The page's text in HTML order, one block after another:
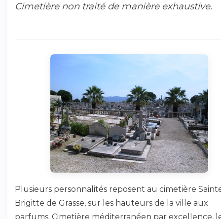
Cimetière non traité de manière exhaustive.
Plusieurs personnalités reposent au cimetière
Brigitte de Grasse, sur les hauteurs de la ville aux
parfums. Cimetière méditerranéen par excellence,